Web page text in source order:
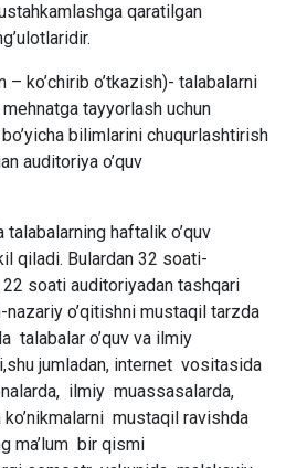
qaratilgan
ko’chirib o’tkazish)- talabalarni
tayyorlash uchun
bilimlarini chuqurlashtirish
auditoriya o’quv
talabalarning haftalik o’quv
qiladi. Bulardan 32 soati-
soati auditoriyadan tashqari
o’qitishni mustaqil tarzda
talabalar o’quv va ilmiy
jumladan, internet vositasida
ilmiy muassasalarda,
mustaqil ravishda
ma’lum bir qismi